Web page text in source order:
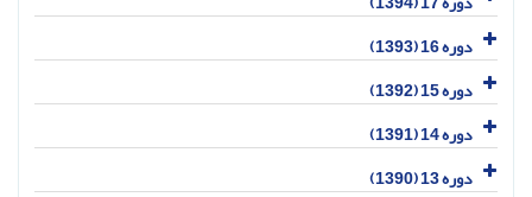
دوره 16 (1393)
دوره 15 (1392)
دوره 14 (1391)
دوره 13 (1390)